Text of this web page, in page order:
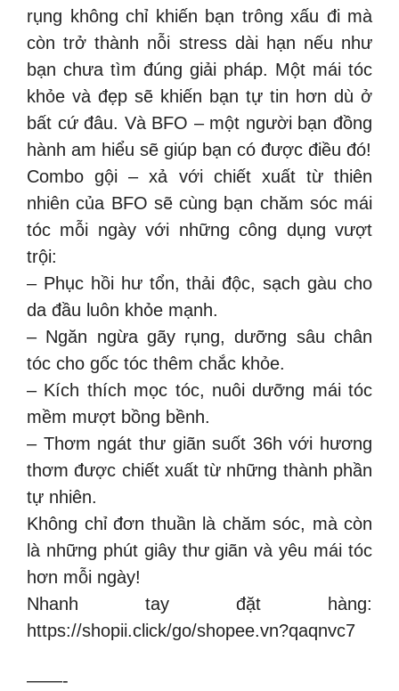
rụng không chỉ khiến bạn trông xấu đi mà
còn trở thành nỗi stress dài hạn nếu như
bạn chưa tìm đúng giải pháp. Một mái tóc
khỏe và đẹp sẽ khiến bạn tự tin hơn dù ở
bất cứ đâu. Và BFO – một người bạn đồng
hành am hiểu sẽ giúp bạn có được điều đó!
Combo gội – xả với chiết xuất từ thiên
nhiên của BFO sẽ cùng bạn chăm sóc mái
tóc mỗi ngày với những công dụng vượt
trội:
– Phục hồi hư tổn, thải độc, sạch gàu cho
da đầu luôn khỏe mạnh.
– Ngăn ngừa gãy rụng, dưỡng sâu chân
tóc cho gốc tóc thêm chắc khỏe.
– Kích thích mọc tóc, nuôi dưỡng mái tóc
mềm mượt bồng bềnh.
– Thơm ngát thư giãn suốt 36h với hương
thơm được chiết xuất từ những thành phần
tự nhiên.
Không chỉ đơn thuần là chăm sóc, mà còn
là những phút giây thư giãn và yêu mái tóc
hơn mỗi ngày!
Nhanh tay đặt hàng:
https://shopii.click/go/shopee.vn?qaqnvc7
——-